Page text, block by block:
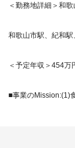
＜勤務地詳細＞和
和歌山市駅、紀和駅
＜予定年収＞454
■事業のMission:(1)